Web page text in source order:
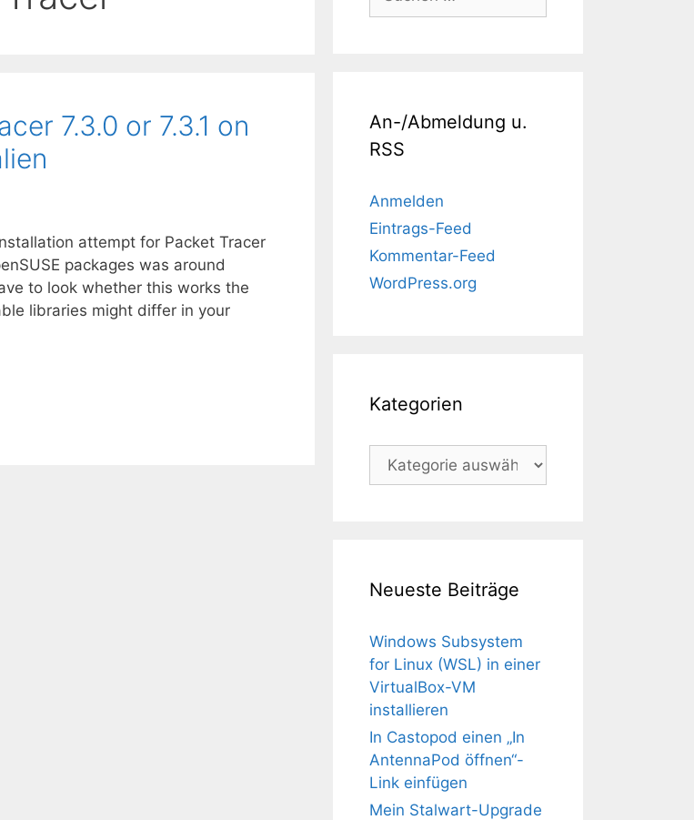
7.3.0 or 7.3.1 on
attempt for Packet Tracer
packages was around
to look whether this works the
libraries might differ in your
nach:
An-/Abmeldung u.
RSS
Anmelden
Eintrags-Feed
Kommentar-Feed
WordPress.org
Kategorien
Kategorien
Neueste Beiträge
Windows Subsystem
for Linux (WSL) in einer
VirtualBox-VM
installieren
In Castopod einen „In
AntennaPod öffnen“-
Link einfügen
Mein Stalwart-Upgrade